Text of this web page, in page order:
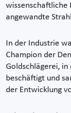
angewandte
In der Industrie
Champion der
Goldschlägerei,
beschäftigt und
der Entwicklung